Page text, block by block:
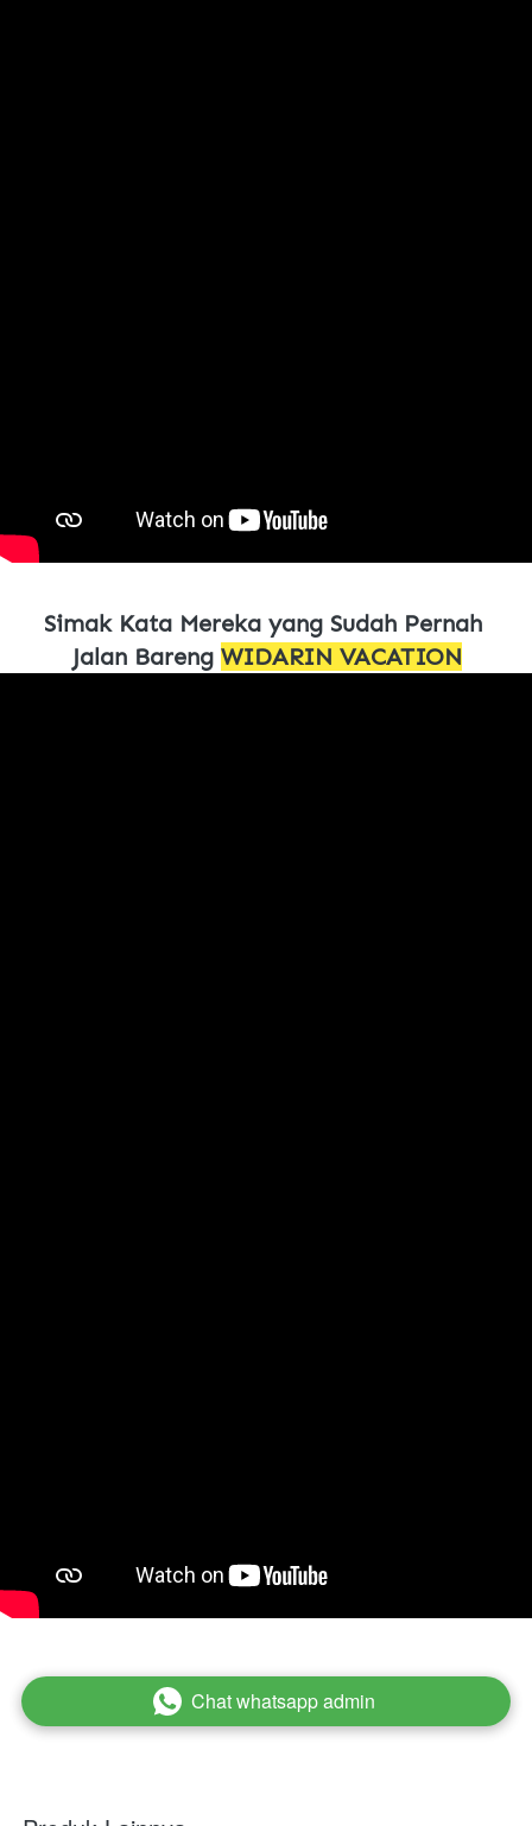
Simak Kata Mereka yang Sudah Pernah
Jalan Bareng WIDARIN VACATION
` Chat whatsapp admin